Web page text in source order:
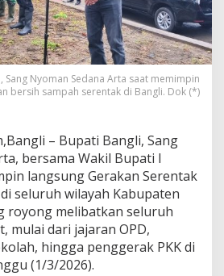
A
r
t
a
B
a
k
T
n
d
a
k
O
k
n
u
Sang Nyoman Sedana Arta saat memimpin
bersih sampah serentak di Bangli. Dok (*)
– Bupati Bangli, Sang
bersama Wakil Bupati I
langsung Gerakan Serentak
seluruh wilayah Kabupaten
royong melibatkan seluruh
mulai dari jajaran OPD,
hingga penggerak PKK di
(1/3/2026).